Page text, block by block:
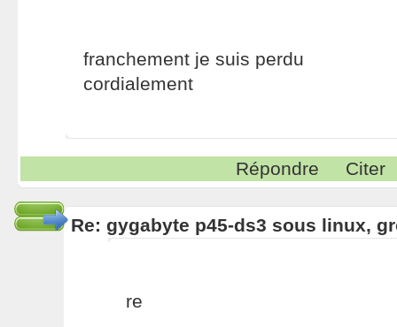
franchement je suis perdu
cordialement
Répondre Citer
Re: gygabyte p45-ds3 sous linux,
re